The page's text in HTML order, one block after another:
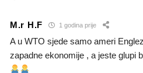
M.r H.F 1 godina prije
A u WTO sjede samo ameri
zapadne ekonomije , a jeste glupi